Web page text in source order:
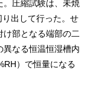
。圧縮試験は、未焼
出して行った。せ
け部となる端部の二
なる恒温恒湿槽内
）で恒量になる